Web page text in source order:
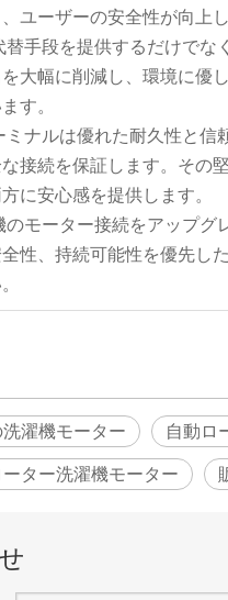
ユーザーの安全性が向上し
手段を提供するだけで
大幅に削減し、環境に優
す。
ナルは優れた耐久性と
接続を保証します。その
に安心感を提供します。
モーター接続をアップ
性、持続可能性を優先し
濯機モーター
自動ロ
ーター洗濯機モーター